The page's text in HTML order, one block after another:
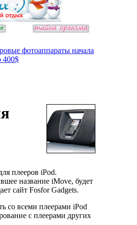
фотоаппараты начала
400$
плееров iPod.
название iMove, будет
сайт Fosfor Gadgets.
со всеми плеерами iPod
с плеерами других